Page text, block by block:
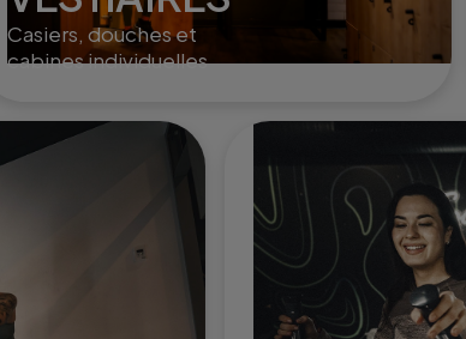
Casiers, douches et
cabines individuelles